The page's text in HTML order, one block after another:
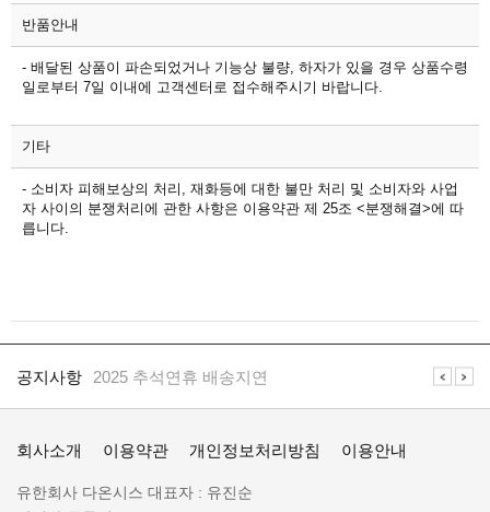
반품안내
- 배달된 상품이 파손되었거나 기능상 불량, 하자가 있을 경우 상품수령
일로부터 7일 이내에 고객센터로 접수해주시기 바랍니다.
기타
- 소비자 피해보상의 처리, 재화등에 대한 불만 처리 및 소비자와 사업
자 사이의 분쟁처리에 관한 사항은 이용약관 제 25조 <분쟁해결>에 따
릅니다.
지
공지사항 2025 추석연휴 배송지연
공지사항 일렉프로는 수배전반 전기자재 전문 쇼핑몰 입니다
렉
로
회사소개 이용약관 개인정보처리방침 이용안내
회
유한회사 다온시스 대표자 : 유진순